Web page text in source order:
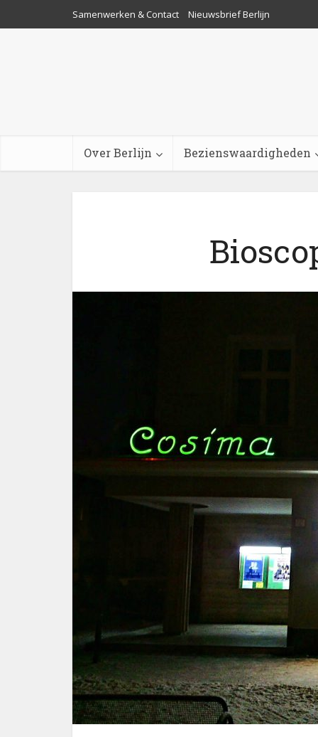
Samenwerken & Contact Nieuwsbrief Berlijn
Over Berlijn Bezienswaardigheden